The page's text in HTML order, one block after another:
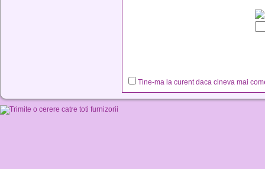
Tine-ma la curent daca cineva mai